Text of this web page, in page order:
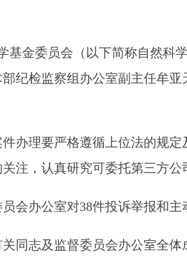
金委员会（以下简称自然科
纪检监察组办公室副主任牟
理要严格遵循上位法的规定
注，认真研究可委托第三方公
办公室对38件投诉举报和主
志及监督委员会办公室全体